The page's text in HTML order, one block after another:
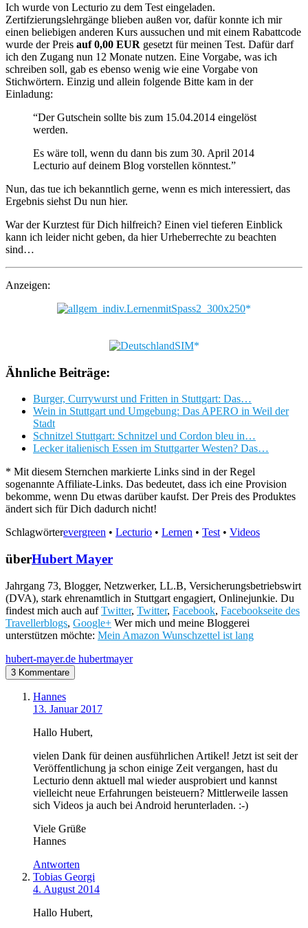
Ich wurde von Lecturio zu dem Test eingeladen.
Zertifzierungslehrgänge blieben außen vor, dafür konnte ich mir
einen beliebigen anderen Kurs aussuchen und mit einem Rabattcode
wurde der Preis auf 0,00 EUR gesetzt für meinen Test. Dafür darf
ich den Zugang nun 12 Monate nutzen. Eine Vorgabe, was ich
schreiben soll, gab es ebenso wenig wie eine Vorgabe von
Stichwörtern. Einzig und allein folgende Bitte kam in der
Einladung:
“Der Gutschein sollte bis zum 15.04.2014 eingelöst
werden.
Es wäre toll, wenn du dann bis zum 30. April 2014
Lecturio auf deinem Blog vorstellen könntest.”
Nun, das tue ich bekanntlich gerne, wenn es mich interessiert, das
Ergebnis siehst Du nun hier.
War der Kurztest für Dich hilfreich? Einen viel tieferen Einblick
kann ich leider nicht geben, da hier Urheberrechte zu beachten
sind…
Anzeigen:
Ähnliche Beiträge:
Burger, Currywurst und Fritten in Stuttgart: Das…
Wein in Stuttgart und Umgebung: Das APERO in Weil der
Stadt
Schnitzel Stuttgart: Schnitzel und Cordon bleu in…
Lecker italienisch Essen im Stuttgarter Westen? Das…
* Mit diesem Sternchen markierte Links sind in der Regel
sogenannte Affiliate-Links. Das bedeutet, dass ich eine Provision
bekomme, wenn Du etwas darüber kaufst. Der Preis des Produktes
ändert sich für Dich dadurch nicht!
Schlagwörterevergreen • Lecturio • Lernen • Test • Videos
überHubert Mayer
Jahrgang 73, Blogger, Netzwerker, LL.B, Versicherungsbetriebswirt
(DVA), stark ehrenamtlich in Stuttgart engagiert, Onlinejunkie. Du
findest mich auch aufTwitter, Twitter, Facebook, Facebookseite des
Travellerblogs, Google+ Wer mich und meine Bloggerei
unterstützen möchte: Mein Amazon Wunschzettel ist lang
hubert-mayer.de hubertmayer
3 Kommentare
Hannes
13. Januar 2017
Hallo Hubert,
vielen Dank für deinen ausführlichen Artikel! Jetzt ist seit der
Veröffentlichung ja schon einige Zeit vergangen, hast du
Lecturio denn aktuell mal wieder ausprobiert und kannst
vielleicht neue Erfahrungen beisteuern? Mittlerweile lassen
sich Videos ja auch bei Android herunterladen. :-)
Viele Grüße
Hannes
Antworten
Tobias Georgi
4. August 2014
Hallo Hubert,